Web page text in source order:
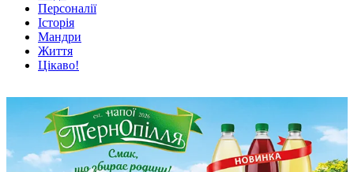
Персоналії
Історія
Мандри
Життя
Цікаво!